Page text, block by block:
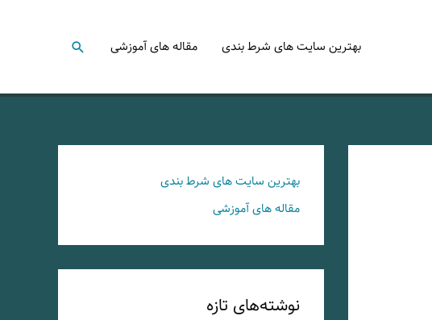
بهترین سایت های شرط بندی مقاله های آموزشی جستجو
بهترین سایت های شرط بندی
مقاله های آموزشی
نوشته‌های تازه